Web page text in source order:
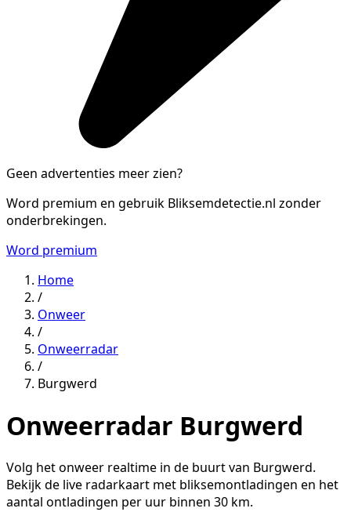
Geen advertenties meer zien?
Word premium en gebruik Bliksemdetectie.nl zonder
onderbrekingen.
Word premium
Home
/
Onweer
/
Onweerradar
/
Burgwerd
Onweerradar Burgwerd
Volg het onweer realtime in de buurt van Burgwerd.
Bekijk de live radarkaart met bliksemontladingen en het
aantal ontladingen per uur binnen 30 km.